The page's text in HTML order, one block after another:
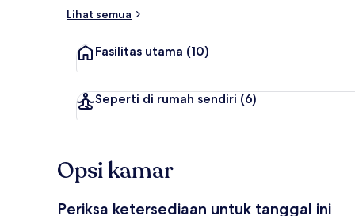
Lihat semua
Fasilitas utama (10)
Seperti di rumah sendiri (6)
Opsi kamar
Periksa ketersediaan untuk tanggal ini